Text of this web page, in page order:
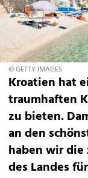
© GETTY IMAGES
Kroatien hat
traumhaften
zu bieten.
an den
haben wir die
des Landes